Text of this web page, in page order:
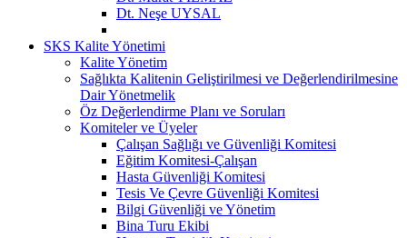
Dt. Neşe UYSAL
SKS Kalite Yönetimi
Kalite Yönetim
Sağlıkta Kalitenin Geliştirilmesi ve Değerlendirilmesine
Dair Yönetmelik
Öz Değerlendirme Planı ve Soruları
Komiteler ve Üyeler
Çalışan Sağlığı ve Güvenliği Komitesi
Eğitim Komitesi-Çalışan
Hasta Güvenliği Komitesi
Tesis Ve Çevre Güvenliği Komitesi
Bilgi Güvenliği ve Yönetim
Bina Turu Ekibi